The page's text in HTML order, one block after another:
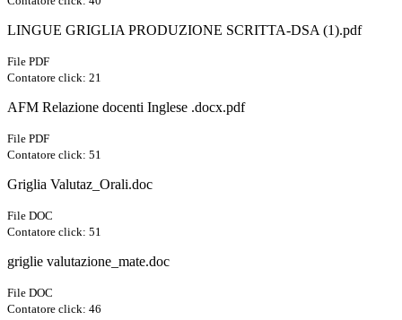
LINGUE GRIGLIA PRODUZIONE SCRITTA-DSA (1).pdf
File PDF
Contatore click: 21
AFM Relazione docenti Inglese .docx.pdf
File PDF
Contatore click: 51
Griglia Valutaz_Orali.doc
File DOC
Contatore click: 51
griglie valutazione_mate.doc
File DOC
Contatore click: 46